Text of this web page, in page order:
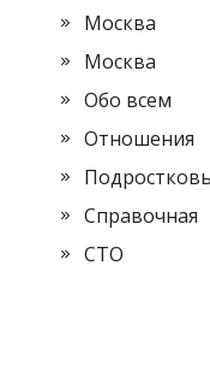
Москва
Москва
Обо всем
Отношения
Справочная
СТО